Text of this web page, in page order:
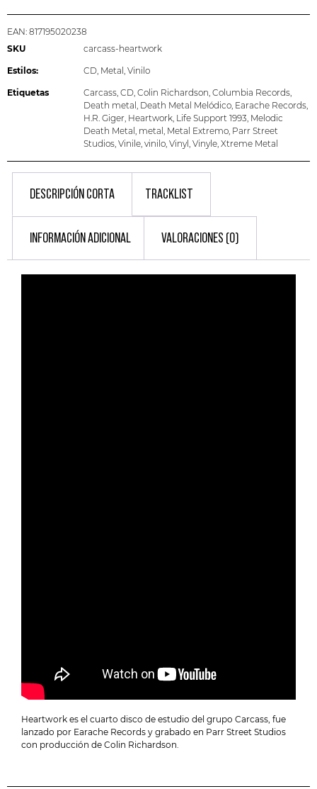
EAN: 817195020238
SKU
carcass-heartwork
Estilos: CD, Metal , Vinilo
Etiquetas Carcass, CD, Colin Richardson, Columbia Records,
Death metal , Death Metal Melódico, Earache Records,
H.R. Giger, Heartwork, Life Support 1993, Melodic
Death Metal , metal , Metal Extremo, Parr Street
Studios, Vinile, vinilo, Vinyl, Vinyle, Xtreme Metal
DESCRIPCIÓN CORTA TRACKLIST
INFORMACIÓN ADICIONAL VALORACIONES (0)
Heartwork es el cuarto disco de estudio del grupo Carcass, fue
lanzado por Earache Records y grabado en Parr Street Studios
con producción de Colin Richardson.